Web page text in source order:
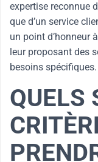
expertise reconnue
que d’un service
un point d’honneur
leur proposant des
besoins spécifiques.
QUELS